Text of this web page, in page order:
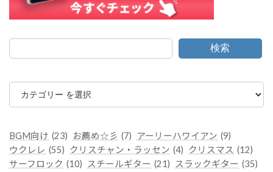
検索
カ
ゴ
ー
BGM向け (23) お薦め☆彡 (7) アーリーハワイアン (9)
ウクレレ (55) クリスチャン・ラッセン (4) クリスマス (12)
サーフロック (10) スチールギター (21) スラックギター (35)